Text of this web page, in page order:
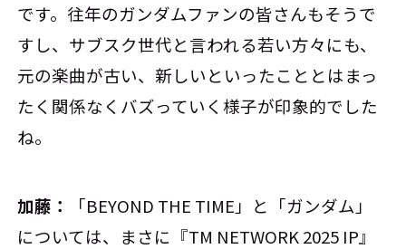
です。往年のガンダムファンの皆さんもそうで
すし、サブスク世代と言われる若い方々にも、
元の楽曲が古い、新しいといったこととはまっ
たく関係なくバズっていく様子が印象的でした
ね。
加藤：
「BEYOND THE TIME」と「ガンダム」
については、まさに『TM NETWORK 2025 IP』